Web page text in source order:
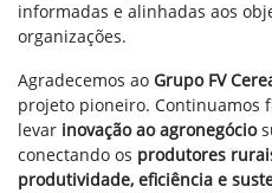
informadas e alinhadas aos
organizações.
Agradecemos ao Grupo FV
projeto pioneiro. Continuamos
levar inovação ao agronegócio
conectando os produtores
produtividade, eficiência e